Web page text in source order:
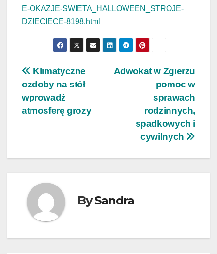
E-OKAZJE-SWIETA_HALLOWEEN_STROJE-
DZIECIECE-8198.html
Nawigacja
wpisu
Adwokat w Zgierzu
– pomoc w
sprawach
rodzinnych,
spadkowych i
cywilnych
Klimatyczne
ozdoby na stół –
wprowadź
atmosferę grozy
BySandra